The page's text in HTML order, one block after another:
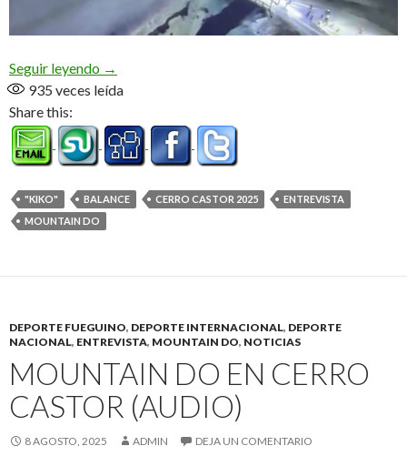
Seguir leyendo Adeus, Mountain Do, vamos sentir sua falta
→
935 veces leída
Share this:
"KIKO" BALANCE CERRO CASTOR 2025
ENTREVISTA
MOUNTAIN DO
DEPORTE FUEGUINO, DEPORTE INTERNACIONAL, DEPORTE
NACIONAL, ENTREVISTA, MOUNTAIN DO, NOTICIAS
MOUNTAIN DO EN CERRO
CASTOR (AUDIO)
8 AGOSTO, 2025 ADMIN DEJA UN COMENTARIO